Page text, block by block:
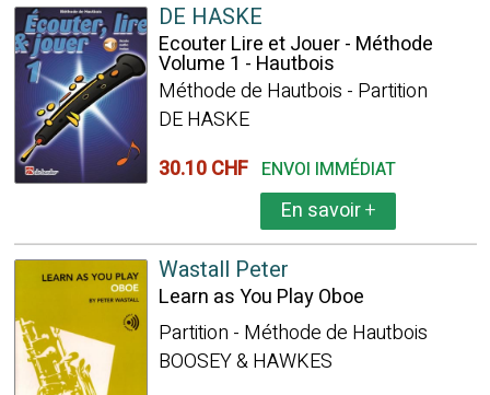
DE HASKE
Ecouter Lire et Jouer - Méthode
Volume 1 - Hautbois
Méthode de Hautbois - Partition
DE HASKE
30.10 CHF ENVOI IMMÉDIAT
En savoir+
Wastall Peter
Learn as You Play Oboe
Partition - Méthode de Hautbois
BOOSEY & HAWKES